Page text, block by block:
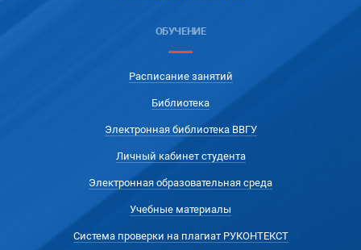
ОБУЧЕНИЕ
Расписание занятий
Библиотека
Электронная библиотека ВВГУ
Личный кабинет студента
Электронная образовательная среда
Учебные материалы
Система проверки на плагиат РУКОНТЕКСТ